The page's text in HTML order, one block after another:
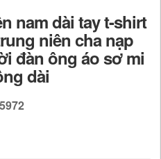
nam dài tay t-shirt
niên cha nạp
đàn ông áo sơ mi
dài